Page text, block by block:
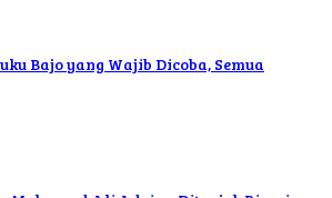
Bajo yang Wajib Dicoba, Semua